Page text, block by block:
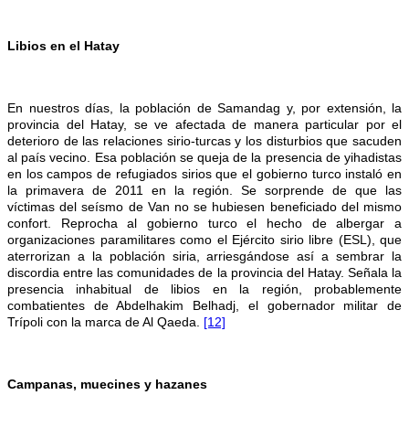
Libios en el Hatay
En nuestros días, la población de Samandag y, por extensión, la
provincia del Hatay, se ve afectada de manera particular por el
deterioro de las relaciones sirio-turcas y los disturbios que sacuden
al país vecino. Esa población se queja de la presencia de yihadistas
en los campos de refugiados sirios que el gobierno turco instaló en
la primavera de 2011 en la región. Se sorprende de que las
víctimas del seísmo de Van no se hubiesen beneficiado del mismo
confort. Reprocha al gobierno turco el hecho de albergar a
organizaciones paramilitares como el Ejército sirio libre (ESL), que
aterrorizan a la población siria, arriesgándose así a sembrar la
discordia entre las comunidades de la provincia del Hatay. Señala la
presencia inhabitual de libios en la región, probablemente
combatientes de Abdelhakim Belhadj, el gobernador militar de
Trípoli con la marca de Al Qaeda. [12]
Campanas, muecines y hazanes